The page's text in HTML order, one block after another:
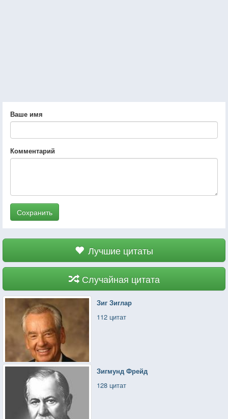
Ваше имя
Комментарий
Сохранить
Лучшие цитаты
Случайная цитата
Зиг Зиглар
112 цитат
Зигмунд Фрейд
128 цитат